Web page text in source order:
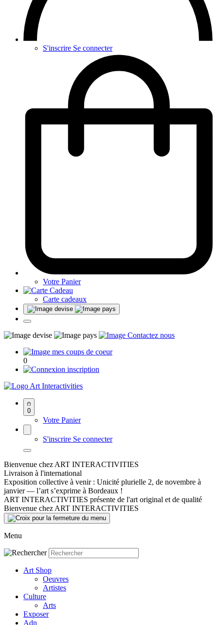
S'inscrire Se connecter
Votre Panier
Carte cadeaux
0
Art Interactivities
0
Votre Panier
S'inscrire Se connecter
Bienvenue chez ART INTERACTIVITIES
Livraison à l'international
Exposition collective à venir : Unicité plurielle 2, de novembre à
janvier — l’art s’exprime à Bordeaux !
ART INTERACTIVITIES présente de l'art original et de qualité
Bienvenue chez ART INTERACTIVITIES
Menu
Art Shop
Oeuvres
Artistes
Culture
Arts
Exposer
Adn